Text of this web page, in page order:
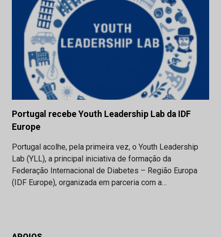
Portugal recebe Youth Leadership Lab da IDF
Europe
Portugal acolhe, pela primeira vez, o Youth Leadership
Lab (YLL), a principal iniciativa de formação da
Federação Internacional de Diabetes – Região Europa
(IDF Europe), organizada em parceria com a…